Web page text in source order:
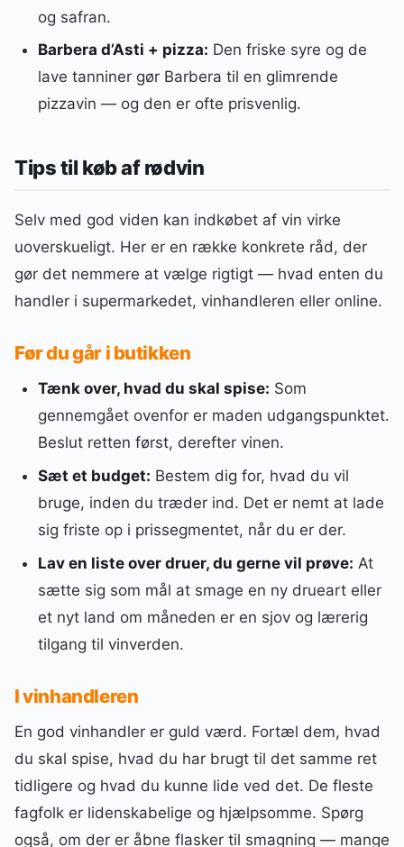
og safran.
Barbera d’Asti + pizza: Den friske syre og de
lave tanniner gør Barbera til en glimrende
pizzavin — og den er ofte prisvenlig.
Tips til køb af rødvin
Selv med god viden kan indkøbet af vin virke
uoverskueligt. Her er en række konkrete råd, der
gør det nemmere at vælge rigtigt — hvad enten du
handler i supermarkedet, vinhandleren eller online.
Før du går i butikken
Tænk over, hvad du skal spise: Som
gennemgået ovenfor er maden udgangspunktet.
Beslut retten først, derefter vinen.
Sæt et budget: Bestem dig for, hvad du vil
bruge, inden du træder ind. Det er nemt at lade
sig friste op i prissegmentet, når du er der.
Lav en liste over druer, du gerne vil prøve: At
sætte sig som mål at smage en ny drueart eller
et nyt land om måneden er en sjov og lærerig
tilgang til vinverden.
I vinhandleren
En god vinhandler er guld værd. Fortæl dem, hvad
du skal spise, hvad du har brugt til det samme ret
tidligere og hvad du kunne lide ved det. De fleste
fagfolk er lidenskabelige og hjælpsomme. Spørg
også, om der er åbne flasker til smagning — mange